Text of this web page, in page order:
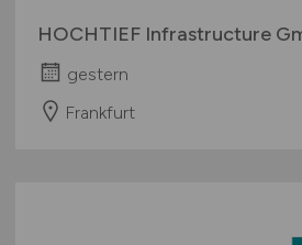
HOCHTIEF Infrastructure
gestern
Frankfurt